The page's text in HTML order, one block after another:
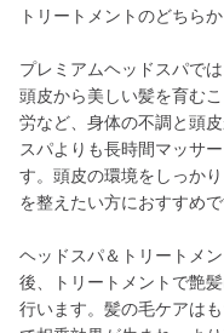
トリートメントのどちら
プレミアムヘッドスパで
頭皮から美しい髪を育む
労など、身体の不調と頭
スパよりも長時間マッサ
す。頭皮の環境をしっか
を整えたい方におすすめで
ヘッドスパ＆トリートメ
後、トリートメントで艶
行います。髪の毛ケアは